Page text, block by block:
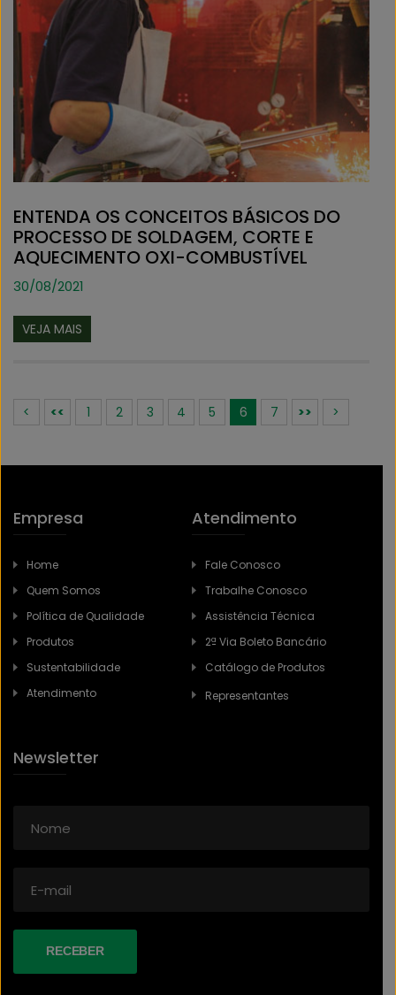
ENTENDA OS CONCEITOS BÁSICOS DO
PROCESSO DE SOLDAGEM, CORTE E
AQUECIMENTO OXI-COMBUSTÍVEL
30/08/2021
VEJA MAIS
< << 1 2 3 4 5 6 7 >> >
Empresa
Home
Quem Somos
Política de Qualidade
Produtos
Sustentabilidade
Atendimento
Atendimento
Fale Conosco
Trabalhe Conosco
Assistência Técnica
2ª Via Boleto Bancário
Catálogo de Produtos
Representantes
Newsletter